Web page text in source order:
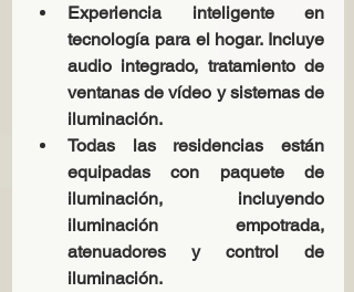
Experiencia inteligente en
tecnología para el hogar. Incluye
audio integrado, tratamiento de
ventanas de vídeo y sistemas de
iluminación.
Todas las residencias están
equipadas con paquete de
iluminación, incluyendo
iluminación empotrada,
atenuadores y control de
iluminación.